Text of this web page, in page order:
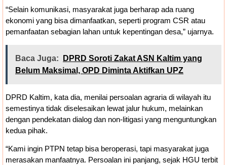
“Selain komunikasi, masyarakat juga berharap ada ruang
ekonomi yang bisa dimanfaatkan, seperti program CSR atau
pemanfaatan sebagian lahan untuk kepentingan desa,” ujarnya.
Baca Juga:
DPRD Soroti Zakat ASN Kaltim yang
Belum Maksimal, OPD Diminta Aktifkan UPZ
DPRD Kaltim, kata dia, menilai persoalan agraria di wilayah itu
semestinya tidak diselesaikan lewat jalur hukum, melainkan
dengan pendekatan dialog dan non-litigasi yang menguntungkan
kedua pihak.
“Kami ingin PTPN tetap bisa beroperasi, tapi masyarakat juga
merasakan manfaatnya. Persoalan ini panjang, sejak HGU terbit